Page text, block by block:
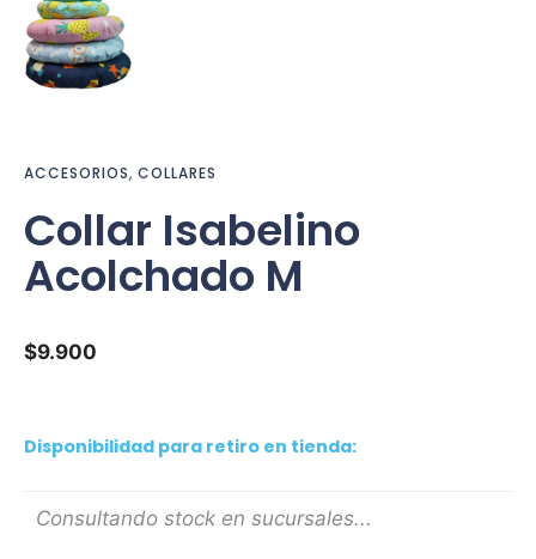
ACCESORIOS, COLLARES
Collar Isabelino
Acolchado M
$9.900
Disponibilidad para retiro en tienda:
Consultando stock en sucursales...